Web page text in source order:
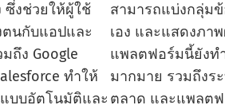
ซึ่งช่วยให้ผู้ใช้
นกับแอปและ
ถึง Google
ทําให้
แบบอัตโนมัติและ
สามารถแบ่งกลุ่ม
เอง และแสดงภา
แพลตฟอร์มนี้ยังทํ
มากมาย รวมถึงร
ตลาด และแพลตฟ